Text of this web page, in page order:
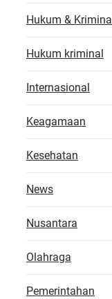
Hukum & Kriminal
Hukum kriminal
Internasional
Keagamaan
Kesehatan
News
Nusantara
Olahraga
Pemerintahan